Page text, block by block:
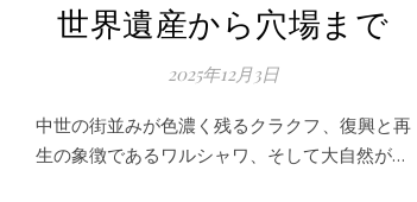
世界遺産から穴場まで
2025年12月3日
中世の街並みが色濃く残るクラクフ、復興と再
生の象徴であるワルシャワ、そして大自然が…